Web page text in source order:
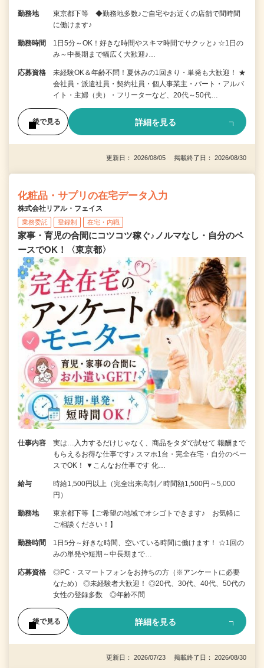
勤務地
東京都下等 ◆勤務地多数♪ご自宅やお近くの店舗で間時間
に働けます♪
勤務時間
1日5分～OK！好きな時間やスキマ時間でサクッと♪ ☆1日の
み～中長期まで幅広く大歓迎♪…
応募資格
未経験OK＆年齢不問！夏休みの1回きり・単発も大歓迎！ ★
会社員・派遣社員・契約社員・個人事業主・パート・アルバ
イト・主婦（夫）・フリーターなど、20代～50代…
後で見る 詳細を見る
更新日： 2026/08/05 掲載終了日： 2026/08/30
化粧品・サプリの在宅データ入力
株式会社リアル・フェイス
業務委託 登録制 在宅・内職
家事・育児の合間にコツコツ稼ぐ♪ノルマなし・自分のペ
ースでOK！〈東京都〉
仕事内容
実は…入力するだけじゃなく、商品をタダで試せて 報酬まで
もらえるお得な仕事です♪ スマホ1台・完全在宅・自分のペー
スでOK！ ▼こんなお仕事です 化…
給与
時給1,500円以上（完全出来高制／時間額1,500円～5,000
円）
勤務地
東京都下等【ご希望の地域でオシゴトできます♪ お気軽に
ご相談ください！】
勤務時間
1日5分～好きな時間、空いている時間に働けます！ ☆1回の
みの単発や短期～中長期まで…
応募資格
◎PC・スマートフォンをお持ちの方（※アンケートに必要
なため） ◎未経験者大歓迎！ ◎20代、30代、40代、50代の
女性の登録多数 ◎年齢不問
後で見る 詳細を見る
更新日： 2026/07/23 掲載終了日： 2026/08/30